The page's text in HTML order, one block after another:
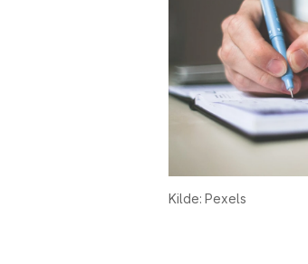
Kilde: Pexels